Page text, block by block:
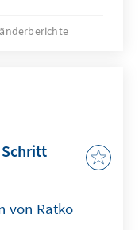
fünfmal in
sind erste
zwischen
als wichtiger
von Ratko